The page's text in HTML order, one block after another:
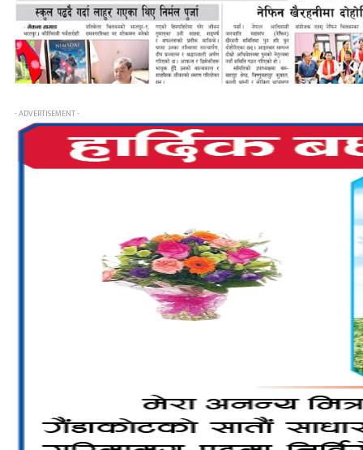
- ADVERTISEMENT -